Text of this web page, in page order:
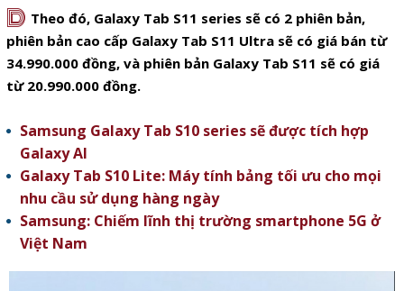
D Theo đó, Galaxy Tab S11 series sẽ có 2 phiên bản,
phiên bản cao cấp Galaxy Tab S11 Ultrasẽ có giá bán từ
34.990.000 đồng, và phiên bản Galaxy Tab S11 sẽ có giá
từ 20.990.000 đồng.
Samsung Galaxy Tab S10 series sẽ được tích hợp
Galaxy AI
Galaxy Tab S10 Lite: Máy tính bảng tối ưu cho mọi
nhu cầu sử dụng hàng ngày
Samsung: Chiếm lĩnh thị trường smartphone 5G ở
Việt Nam